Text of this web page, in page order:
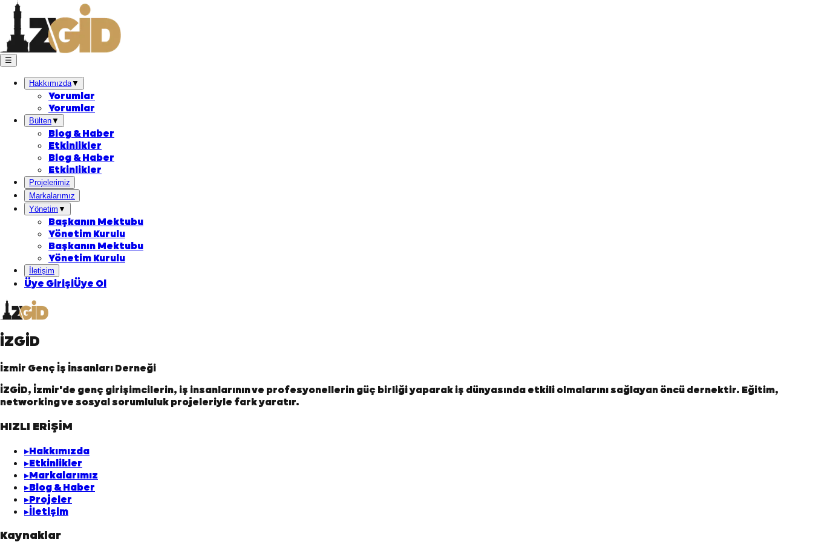
☰
Hakkımızda▼
Yorumlar
Yorumlar
Bülten▼
Blog & Haber
Etkinlikler
Blog & Haber
Etkinlikler
Projelerimiz
Markalarımız
Yönetim ▼
Başkanın Mektubu
Yönetim Kurulu
Başkanın Mektubu
Yönetim Kurulu
İletişim
Üye GirişiÜye Ol
İZGİD
İzmir Genç İş İnsanları Derneği
İZGİD, İzmir'de genç girişimcilerin, iş insanlarının ve profesyonellerin güç birliği yaparak iş dünyasında etkili olmalarını sağlayan öncü dernektir. Eğitim,
networking ve sosyal sorumluluk projeleriyle fark yaratır.
HIZLI ERİŞİM
▸Hakkımızda
▸Etkinlikler
▸Markalarımız
▸Blog & Haber
▸Projeler
▸İletişim
Kaynaklar